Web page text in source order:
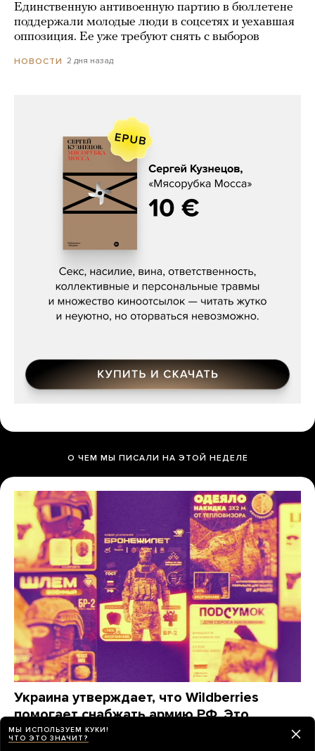
Единственную антивоенную партию в бюллетене
поддержали молодые люди в соцсетях и уехавшая
оппозиция. Ее уже требуют снять с выборов
НОВОСТИ 2 дня назад
Сергей Кузнецов, «Мясорубка
О ЧЕМ МЫ ПИСАЛИ НА ЭТОЙ НЕДЕЛЕ
Украина утверждает, что Wildberries
помогает снабжать армию РФ. Это
действительно так?
МЫ ИСПОЛЬЗУЕМ КУКИ!
ЧТО ЭТО ЗНАЧИТ?